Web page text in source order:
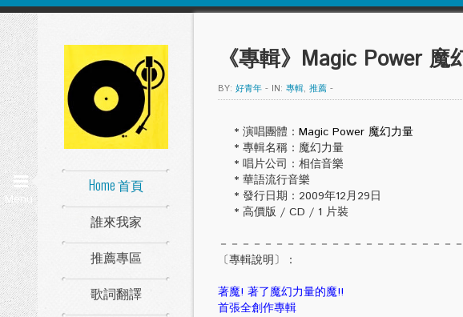
Menu
Home 首頁
誰來我家
推薦專區
歌詞翻譯
《專輯》Magic Power
BY: 好青年 - IN: 專輯, 推薦 -
* 演唱團體： Magic Power 魔幻力量
* 專輯名稱：魔幻力量
* 唱片公司：相信音樂
* 華語流行音樂
* 發行日期：2009年12月29日
* 高價版 / CD / 1 片裝
－－－－－－－－－－－－－－－－－－－－－
〔專輯說明〕：
著魔! 著了魔幻力量的魔!!
首張全創作專輯